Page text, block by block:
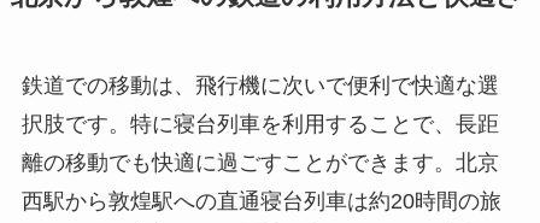
鉄道での移動は、飛行機に次いで便利で快適な選
択肢です。特に寝台列車を利用することで、長距
離の移動でも快適に過ごすことができます。北京
西駅から敦煌駅への直通寝台列車は約20時間の旅